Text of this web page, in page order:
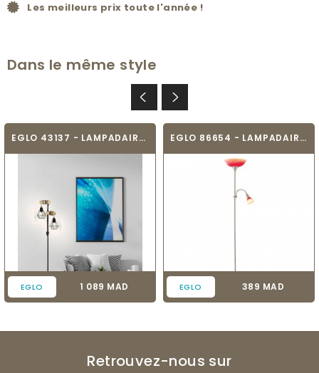
Les meilleurs prix toute l'année !
Dans le même style
EGLO 43137 - LAMPADAIRE - TOWNSHEND 5
EGLO Prix
1 089 MAD
EGLO 86654 - LAMPADAIRE - UP 4
EGLO Prix
389 MAD
Retrouvez-nous sur